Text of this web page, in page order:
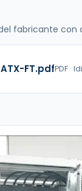
fabricante con
FT.pdfPDF ·